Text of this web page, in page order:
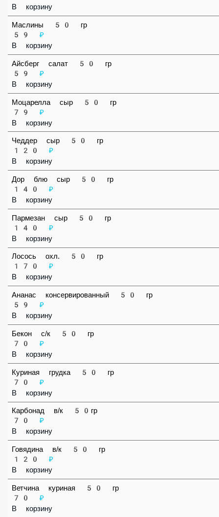
Перец халапенью 50 гр
59 ₽
В корзину
Маслины 50 гр
59 ₽
В корзину
Айсберг салат 50 гр
59 ₽
В корзину
Моцарелла сыр 50 гр
79 ₽
В корзину
Чеддер сыр 50 гр
120 ₽
В корзину
Дор блю сыр 50 гр
140 ₽
В корзину
140 ₽
В корзину
Лосось охл. 50 гр
170 ₽
В корзину
Ананас консервированный 50 гр
59 ₽
В корзину
70 ₽
В корзину
Куриная грудка 50 гр
70 ₽
В корзину